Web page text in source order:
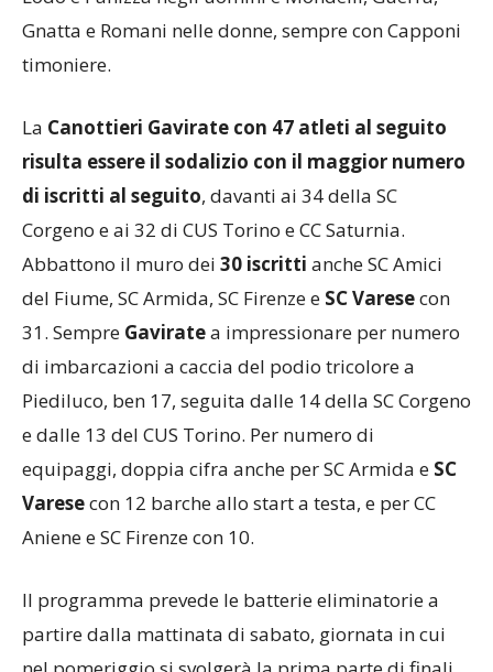
Gnatta e Romani nelle donne, sempre con Capponi
timoniere.
La Canottieri Gavirate con 47 atleti al seguito
risulta essere il sodalizio con il maggior numero
di iscritti al seguito, davanti ai 34 della SC
Corgeno e ai 32 di CUS Torino e CC Saturnia.
Abbattono il muro dei 30 iscritti anche SC Amici
del Fiume, SC Armida, SC Firenze e SC Varesecon
31. Sempre Gaviratea impressionare per numero
di imbarcazioni a caccia del podio tricolore a
Piediluco, ben 17, seguita dalle 14 della SC Corgeno
e dalle 13 del CUS Torino. Per numero di
equipaggi, doppia cifra anche per SC Armida e SC
Varesecon 12 barche allo start a testa, e per CC
Aniene e SC Firenze con 10.
Il programma prevede le batterie eliminatorie a
partire dalla mattinata di sabato, giornata in cui